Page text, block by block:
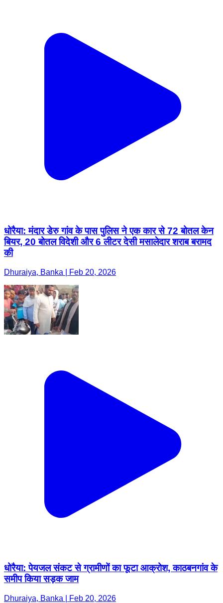
धोरैया: मंदार डेरु गांव के पास पुलिस ने एक कार से 72 बोतल केन
बियर, 20 बोतल विदेशी और 6 लीटर देसी मसालेदार शराब बरामद
की
Dhuraiya, Banka | Feb 20, 2026
धोरैया: पेयजल संकट से ग्रामीणों का फूटा आक्रोश, काठबनगांव के
समीप किया सड़क जाम
Dhuraiya, Banka | Feb 20, 2026